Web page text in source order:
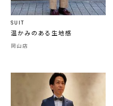
SUIT
温かみのある生地感
岡山店